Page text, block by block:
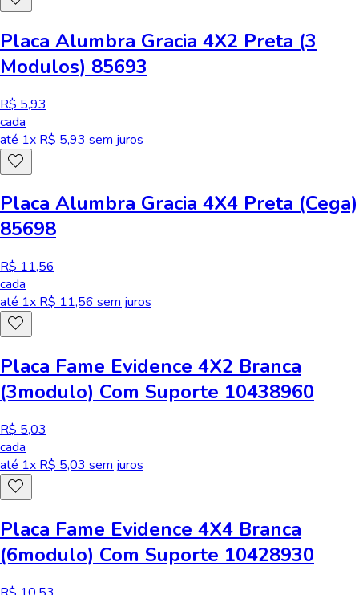
Placa Alumbra Gracia 4X2 Preta (3
Modulos) 85693
R$ 5,93
cada
até 1x R$ 5,93 sem juros
Placa Alumbra Gracia 4X4 Preta (Cega)
85698
R$ 11,56
cada
até 1x R$ 11,56 sem juros
Placa Fame Evidence 4X2 Branca
(3modulo) Com Suporte 10438960
R$ 5,03
cada
até 1x R$ 5,03 sem juros
Placa Fame Evidence 4X4 Branca
(6modulo) Com Suporte 10428930